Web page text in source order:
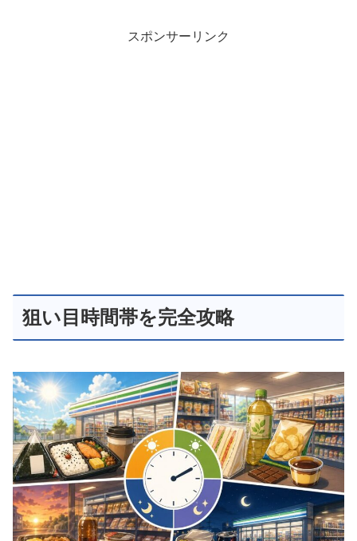
スポンサーリンク
狙い目時間帯を完全攻略